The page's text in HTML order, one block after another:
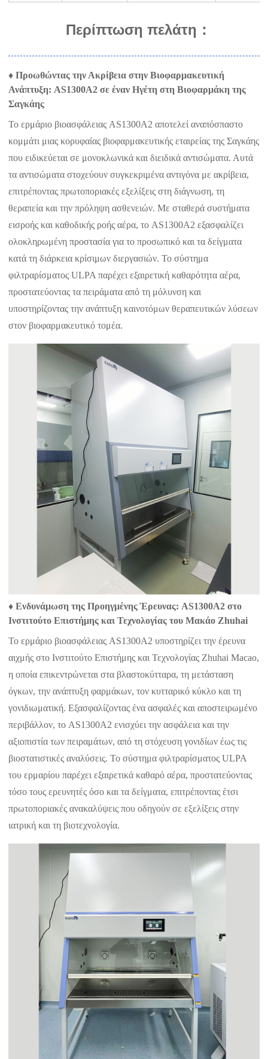
Περίπτωση πελάτη ：
♦ Προωθώντας την Ακρίβεια στην Βιοφαρμακευτική
Ανάπτυξη: AS1300A2 σε έναν Ηγέτη στη Βιοφαρμάκη της
Σαγκάης
Το ερμάριο βιοασφάλειας AS1300A2 αποτελεί αναπόσπαστο
κομμάτι μιας κορυφαίας βιοφαρμακευτικής εταιρείας της Σαγκάης
που ειδικεύεται σε μονοκλωνικά και διειδικά αντισώματα. Αυτά
τα αντισώματα στοχεύουν συγκεκριμένα αντιγόνα με ακρίβεια,
επιτρέποντας πρωτοποριακές εξελίξεις στη διάγνωση, τη
θεραπεία και την πρόληψη ασθενειών. Με σταθερά συστήματα
εισροής και καθοδικής ροής αέρα, το AS1300A2 εξασφαλίζει
ολοκληρωμένη προστασία για το προσωπικό και τα δείγματα
κατά τη διάρκεια κρίσιμων διεργασιών. Το σύστημα
φιλτραρίσματος ULPA παρέχει εξαιρετική καθαρότητα αέρα,
προστατεύοντας τα πειράματα από τη μόλυνση και
υποστηρίζοντας την ανάπτυξη καινοτόμων θεραπευτικών λύσεων
στον βιοφαρμακευτικό τομέα.
♦ Ενδυνάμωση της Προηγμένης Έρευνας: AS1300A2 στο
Ινστιτούτο Επιστήμης και Τεχνολογίας του Μακάο Zhuhai
Το ερμάριο βιοασφάλειας AS1300A2 υποστηρίζει την έρευνα
αιχμής στο Ινστιτούτο Επιστήμης και Τεχνολογίας Zhuhai Macao,
η οποία επικεντρώνεται στα βλαστοκύτταρα, τη μετάσταση
όγκων, την ανάπτυξη φαρμάκων, τον κυτταρικό κύκλο και τη
γονιδιωματική. Εξασφαλίζοντας ένα ασφαλές και αποστειρωμένο
περιβάλλον, το AS1300A2 ενισχύει την ασφάλεια και την
αξιοπιστία των πειραμάτων, από τη στόχευση γονιδίων έως τις
βιοστατιστικές αναλύσεις. Το σύστημα φιλτραρίσματος ULPA
του ερμαρίου παρέχει εξαιρετικά καθαρό αέρα, προστατεύοντας
τόσο τους ερευνητές όσο και τα δείγματα, επιτρέποντας έτσι
πρωτοποριακές ανακαλύψεις που οδηγούν σε εξελίξεις στην
ιατρική και τη βιοτεχνολογία.